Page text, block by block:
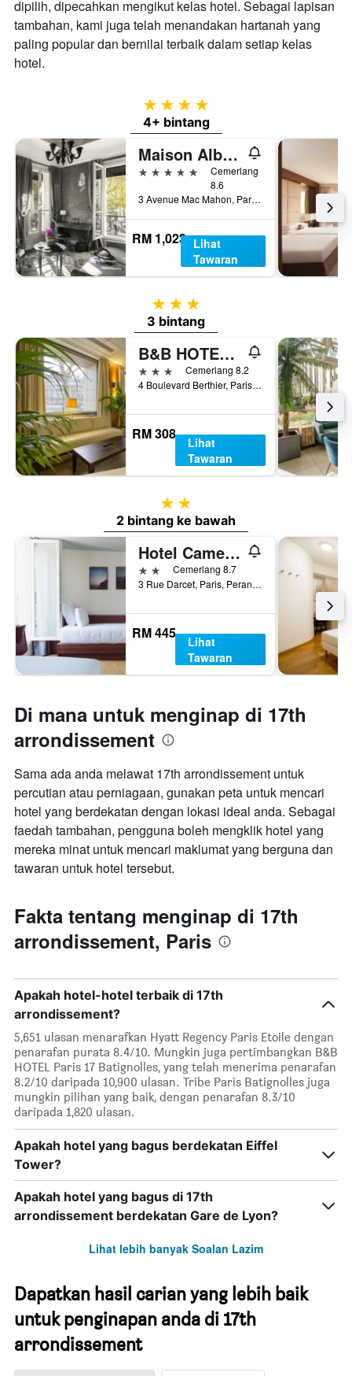
dipilih, dipecahkan mengikut kelas hotel. Sebagai lapisan
tambahan, kami juga telah menandakan hartanah yang
paling popular dan bernilai terbaik dalam setiap kelas
hotel.
4 bintang
4+ bintang
Maison Albar Hotels Le Champs-Elysées
5 bintang
Cemerlang
8.6
3 Avenue Mac Mahon, Paris, Perancis
RM 1,023 Lihat
Tawaran
3 bintang
3 bintang
B&B HOTEL Paris 17 Batignolles
3 bintangCemerlang 8.2
4 Boulevard Berthier, Paris, Perancis
RM 308
Lihat
Tawaran
2 bintang
2 bintang ke bawah
Hotel Camelia International
2 bintangCemerlang 8.7
3 Rue Darcet, Paris, Perancis
RM 445
Lihat
Tawaran
Di mana untuk menginap di 17th
arrondissement
Sama ada anda melawat 17th arrondissement untuk
percutian atau perniagaan, gunakan peta untuk mencari
hotel yang berdekatan dengan lokasi ideal anda. Sebagai
faedah tambahan, pengguna boleh mengklik hotel yang
mereka minat untuk mencari maklumat yang berguna dan
tawaran untuk hotel tersebut.
Fakta tentang menginap di 17th
arrondissement, Paris
Apakah hotel-hotel terbaik di 17th
arrondissement?
5,651 ulasan menarafkan Hyatt Regency Paris Etoile dengan
penarafan purata 8.4/10. Mungkin juga pertimbangkan B&B
HOTEL Paris 17 Batignolles, yang telah menerima penarafan
8.2/10 daripada 10,900 ulasan. Tribe Paris Batignolles juga
mungkin pilihan yang baik, dengan penarafan 8.3/10
daripada 1,820 ulasan.
Apakah hotel yang bagus berdekatan Eiffel
Tower?
Apakah hotel yang bagus di 17th
arrondissement berdekatan Gare de Lyon?
Lihat lebih banyak Soalan Lazim
Dapatkan hasil carian yang lebih baik
untuk penginapan anda di 17th
arrondissement